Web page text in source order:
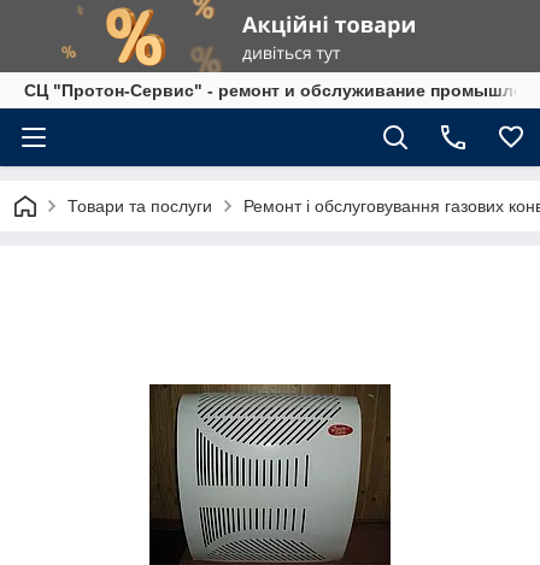
СЦ "Протон-Сервис" - ремонт и обслуживание
Товари та послуги Ремонт і обслуговування газових